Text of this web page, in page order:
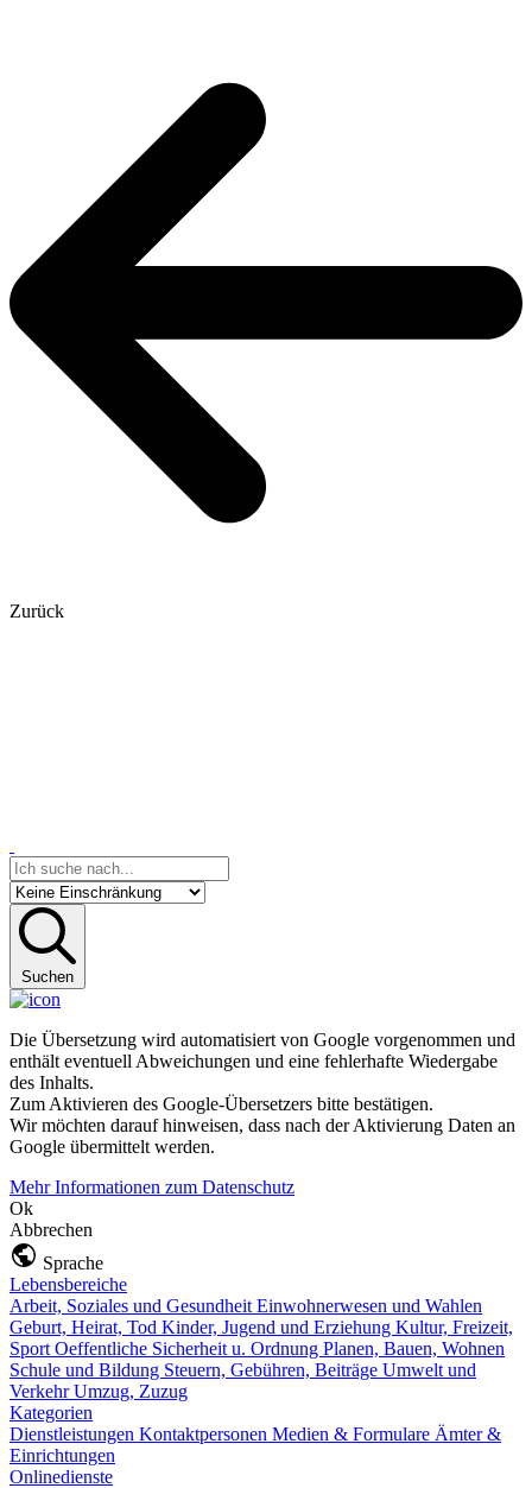
Zurück
Suchen
Die Übersetzung wird automatisiert von Google vorgenommen und
enthält eventuell Abweichungen und eine fehlerhafte Wiedergabe
des Inhalts.
Zum Aktivieren des Google-Übersetzers bitte bestätigen.
Wir möchten darauf hinweisen, dass nach der Aktivierung Daten an
Google übermittelt werden.
Mehr Informationen zum Datenschutz
Ok
Abbrechen
Sprache
Lebensbereiche
Arbeit, Soziales und Gesundheit Einwohnerwesen und Wahlen
Geburt, Heirat, Tod Kinder, Jugend und Erziehung Kultur, Freizeit,
Sport Oeffentliche Sicherheit u. Ordnung Planen, Bauen, Wohnen
Schule und Bildung Steuern, Gebühren, Beiträge Umwelt und
VerkehrUmzug, Zuzug
Kategorien
Dienstleistungen Kontaktpersonen Medien & Formulare Ämter &
Einrichtungen
Onlinedienste